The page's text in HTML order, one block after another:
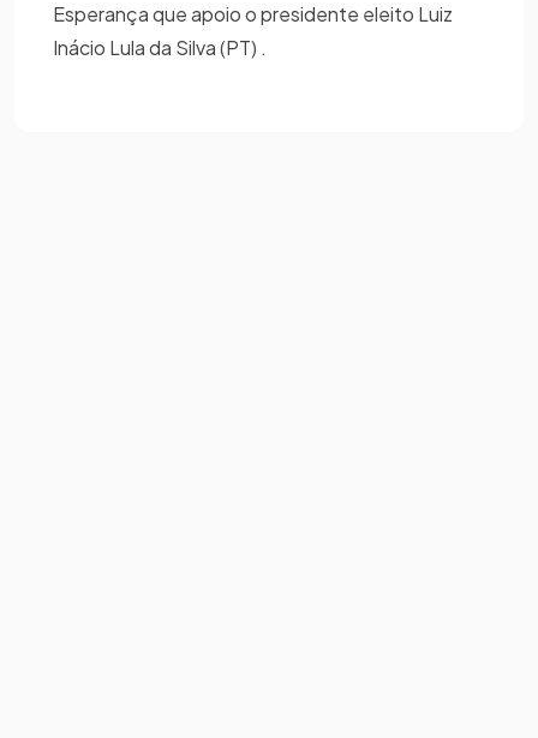
Esperança que apoio o presidente eleito Luiz
Inácio Lula da Silva (PT) .